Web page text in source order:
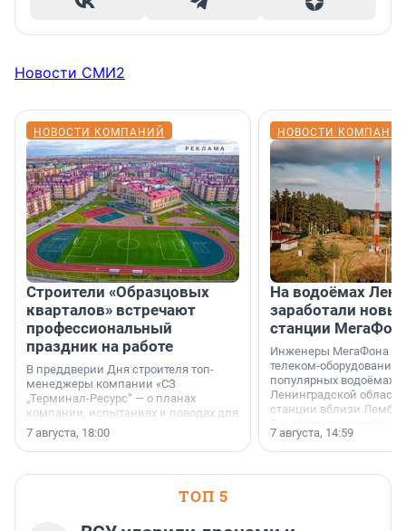
Новости СМИ2
НОВОСТИ КОМПАНИЙ
Строители «Образцовых
кварталов» встречают
профессиональный
праздник на работе
В преддверии Дня строителя топ-
менеджеры компании «СЗ
„Терминал-Ресурс“ — о планах
компании, испытаниях и поводах для
осторожного оптимизма.
7 августа, 18:00
НОВОСТИ
На водоёмах
заработали
станции
Инженеры МегаФона
телеком-оборудование
популярных водоёмах
Ленинградской
станции вблизи
недалеко от Большого
водопада.
7 августа, 14:59
ТОП 5